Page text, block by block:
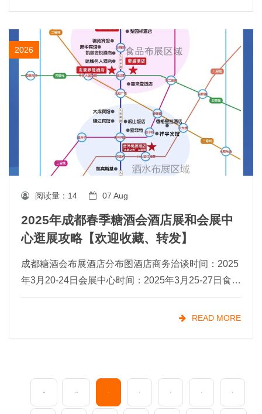
2026
阅读量： 14 07 Aug
2025年成都春季糖酒会酒店展和会展中
心逛展攻略【欢迎收藏、转发】
成都糖酒会布展酒店分布图酒店商务洽谈时间：2025
年3月20-24日会展中心时间：2025年3月25-27日食品
饮料酒店西藏饭店《综合专区》2.成都帝盛酒店《食
品专区》3. 弗斯达酒店《高端休闲食品专
READ MORE